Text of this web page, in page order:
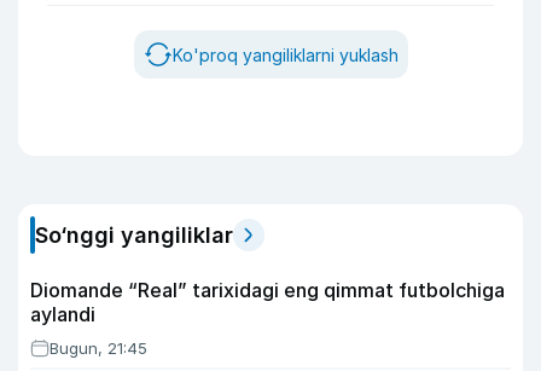
Ko'proq yangiliklarni yuklash
So‘nggi yangiliklar
Diomande “Real” tarixidagi eng qimmat futbolchiga
aylandi
Bugun, 21:45